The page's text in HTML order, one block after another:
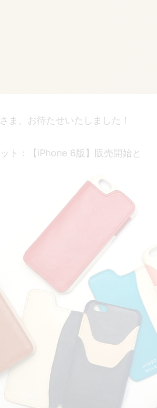
ま、お待たせいたしました！
ト：【iPhone 6版】販売開始と